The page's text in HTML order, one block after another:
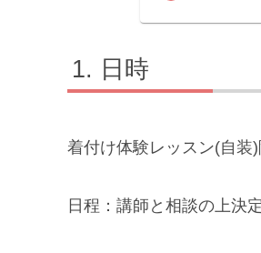
日時
着付け体験レッスン(自装
日程：講師と相談の上決定